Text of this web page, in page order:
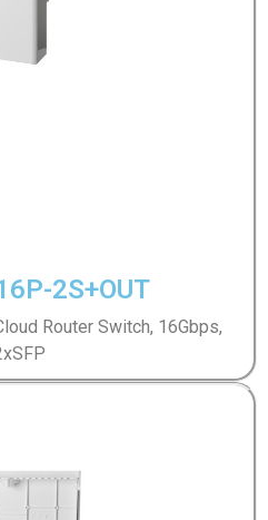
2S+OUT
Router Switch, 16Gbps,